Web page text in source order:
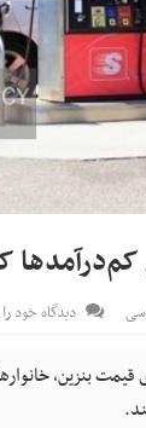
دیدگاه خود
- در پی جنگ با ایران و صعود ۴۰